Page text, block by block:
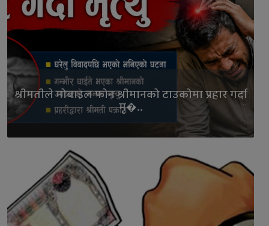
श्रीमतीले मोबाइल फोन श्रीमानको टाउकोमा प्रहार गर्दा
मृ�..